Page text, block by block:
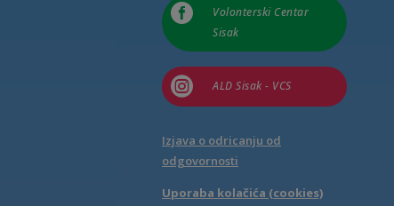

Volonterski Centar
Sisak
 ALD Sisak - VCS
Izjava o odricanju od
odgovornosti
Uporaba kolačića (cookies)